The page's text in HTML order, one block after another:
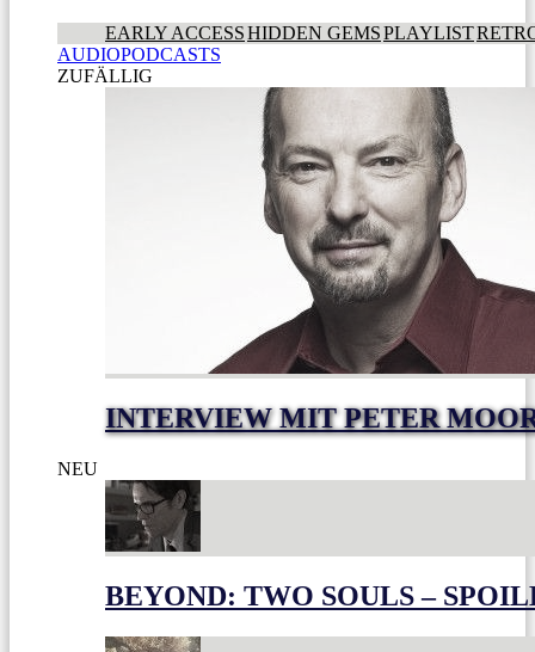
EARLY ACCESSHIDDEN GEMSPLAYLIST
AUDIOPODCASTS
ZUFÄLLIG
INTERVIEW MIT PETER
NEU
BEYOND: TWO SOULS –